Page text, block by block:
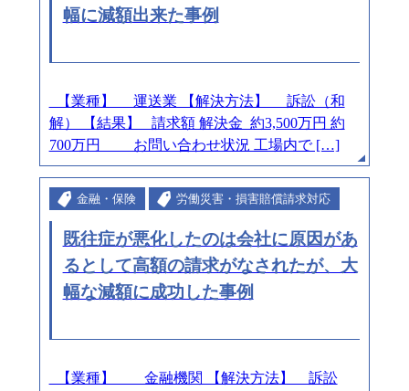
幅に減額出来た事例
【業種】 運送業 【解決方法】 訴訟（和
解） 【結果】 請求額 解決金 約3,500万円 約
700万円 お問い合わせ状況 工場内で […]
金融・保険 労働災害・損害賠償請求対応
既往症が悪化したのは会社に原因があ
るとして高額の請求がなされたが、大
幅な減額に成功した事例
【業種】 金融機関 【解決方法】 訴訟